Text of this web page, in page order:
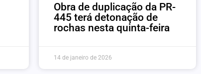
Obra de duplicação da PR-
445 terá detonação de
rochas nesta quinta-feira
14 de janeiro de 2026